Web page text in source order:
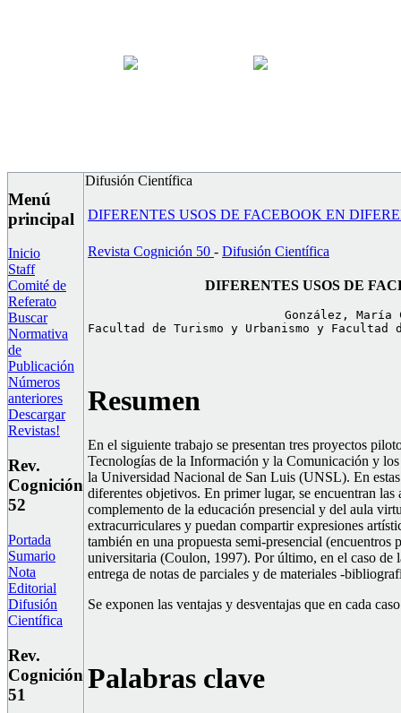
Menú
principal
Inicio
Staff
Comité de
Referato
Buscar
Normativa
de
Publicación
Números
anteriores
Descargar
Revistas!
Rev.
Cognición
52
Portada
Sumario
Nota
Editorial
Difusión
Científica
Rev.
Cognición
51
Difusión Científica
DIFERENTES USOS DE FACEBOOK EN
Revista Cognición 50 - Difusión Científica
DIFERENTES USOS DE
González,
Facultad de Turismo y Urbanismo y
Resumen
En el siguiente trabajo se presentan tres proyectos
Tecnologías de la Información y la Comunicación y
la Universidad Nacional de San Luis (UNSL). En
diferentes objetivos. En primer lugar, se encuentran
complemento de la educación presencial y del aula
extracurriculares y puedan compartir expresiones
también en una propuesta semi-presencial
universitaria (Coulon, 1997). Por último, en el caso de
entrega de notas de parciales y de materiales -
Se exponen las ventajas y desventajas que en cada
Palabras clave